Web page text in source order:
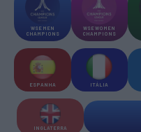
WSE MEN
CHAMPIONS
WSE WOMEN
CHAMPIONS
ESPANHA ITÁLIA
INGLATERRA